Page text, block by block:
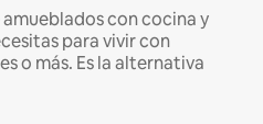
con cocina y
para vivir con
o más. Es la alternativa